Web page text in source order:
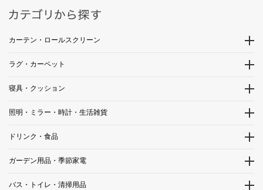
カーテン・ロールスクリーン
ラグ・カーペット
寝具・クッション
照明・ミラー・時計・生活雑貨
ドリンク・食品
ガーデン用品・季節家電
バス・トイレ・清掃用品